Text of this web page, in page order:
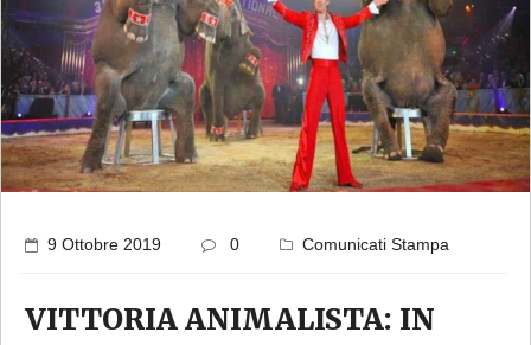
9 Ottobre 2019 0 Comunicati Stampa
VITTORIA ANIMALISTA: IN